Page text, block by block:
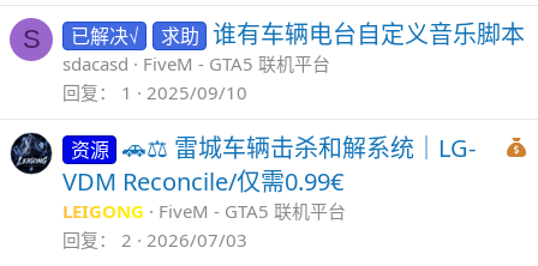
S 已解决√ 求助 谁有车辆电台自定义音乐脚本
sdacasd
FiveM - GTA5 联机平台
回复
1 2025/09/10
资源 🚗⚖️ 雷城车辆击杀和解系统｜LG-
VDM Reconcile/仅需0.99€
LEIGONG
FiveM - GTA5 联机平台
回复
2 2026/07/03